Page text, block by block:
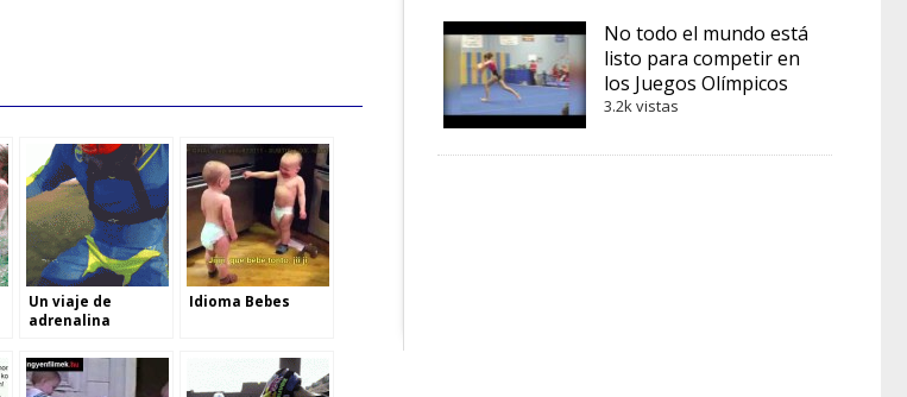
Un viaje de
adrenalina
Idioma Bebes
No todo el mundo está
listo para competir en
los Juegos Olímpicos
3.2k vistas